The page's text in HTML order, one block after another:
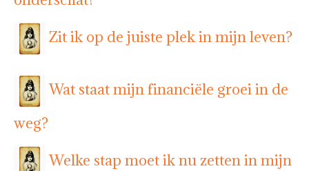
Zit ik op de juiste plek in mijn leven?
Wat staat mijn financiële groei in de
weg?
Welke stap moet ik nu zetten in mijn